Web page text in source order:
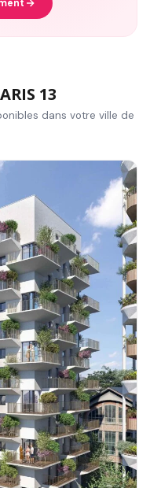
13
dans votre ville de